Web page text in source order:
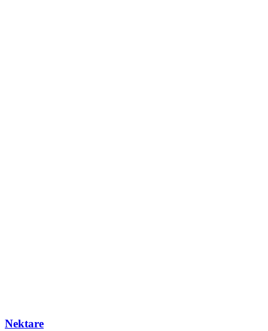
Nektare